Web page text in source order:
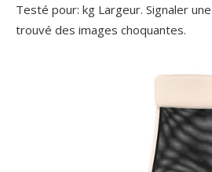
Testé pour: kg Largeur. Signaler
trouvé des images choquantes.